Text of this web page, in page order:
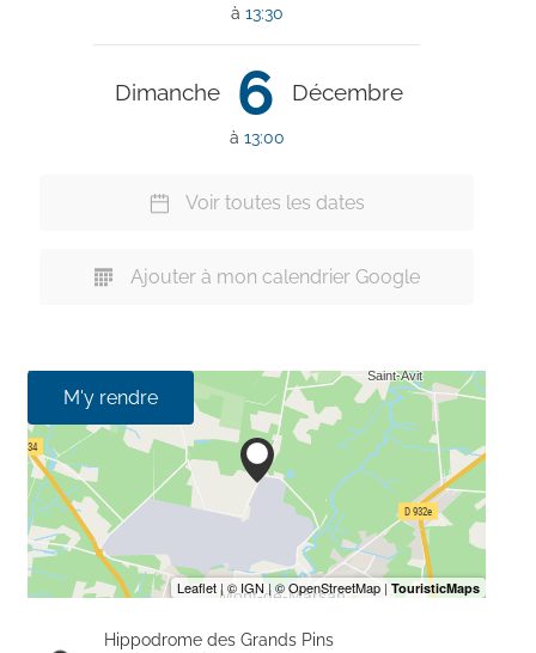
à 13:30
Dimanche 6 Décembre
à 13:00
Voir toutes les dates
Ajouter à mon calendrier Google
M'y rendre
Hippodrome des Grands Pins